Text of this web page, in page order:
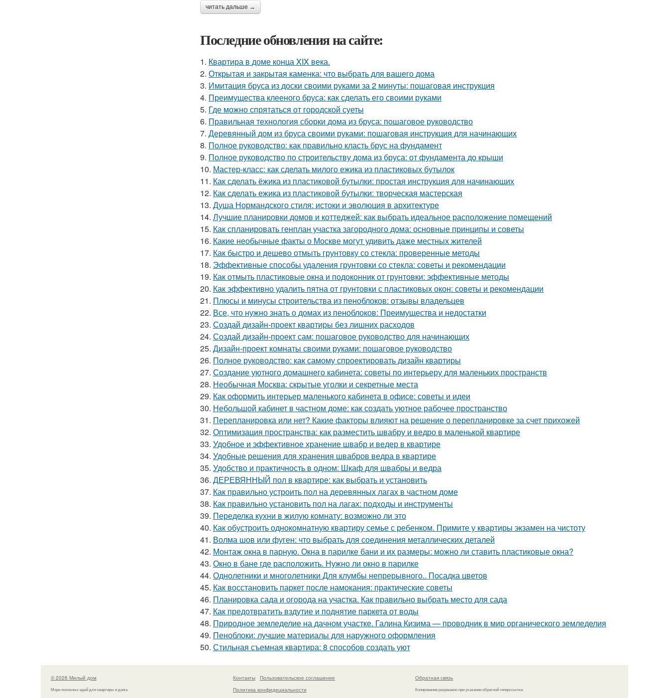
читать дальше →
Последние обновления на сайте:
1. Квартира в доме конца XIX века.
2. Открытая и закрытая каменка: что выбрать для вашего дома
3. Имитация бруса из доски своими руками за 2 минуты: пошаговая инструкция
4. Преимущества клееного бруса: как сделать его своими руками
5. Где можно спрятаться от городской суеты
6. Правильная технология сборки дома из бруса: пошаговое руководство
7. Деревянный дом из бруса своими руками: пошаговая инструкция для начинающих
8. Полное руководство: как правильно класть брус на фундамент
9. Полное руководство по строительству дома из бруса: от фундамента до крыши
10. Мастер-класс: как сделать милого ежика из пластиковых бутылок
11. Как сделать ёжика из пластиковой бутылки: простая инструкция для начинающих
12. Как сделать ежика из пластиковой бутылки: творческая мастерская
13. Душа Нормандского стиля: истоки и эволюция в архитектуре
14. Лучшие планировки домов и коттеджей: как выбрать идеальное расположение помещений
15. Как спланировать генплан участка загородного дома: основные принципы и советы
16. Какие необычные факты о Москве могут удивить даже местных жителей
17. Как быстро и дешево отмыть грунтовку со стекла: проверенные методы
18. Эффективные способы удаления грунтовки со стекла: советы и рекомендации
19. Как отмыть пластиковые окна и подоконник от грунтовки: эффективные методы
20. Как эффективно удалить пятна от грунтовки с пластиковых окон: советы и рекомендации
21. Плюсы и минусы строительства из пеноблоков: отзывы владельцев
22. Все, что нужно знать о домах из пеноблоков: Преимущества и недостатки
23. Создай дизайн-проект квартиры без лишних расходов
24. Создай дизайн-проект сам: пошаговое руководство для начинающих
25. Дизайн-проект комнаты своими руками: пошаговое руководство
26. Полное руководство: как самому спроектировать дизайн квартиры
27. Создание уютного домашнего кабинета: советы по интерьеру для маленьких пространств
28. Необычная Москва: скрытые уголки и секретные места
29. Как оформить интерьер маленького кабинета в офисе: советы и идеи
30. Небольшой кабинет в частном доме: как создать уютное рабочее пространство
31. Перепланировка или нет? Какие факторы влияют на решение о перепланировке за счет прихожей
32. Оптимизация пространства: как разместить швабру и ведро в маленькой квартире
33. Удобное и эффективное хранение швабр и ведер в квартире
34. Удобные решения для хранения швабров ведра в квартире
35. Удобство и практичность в одном: Шкаф для швабры и ведра
36. ДЕРЕВЯННЫЙ пол в квартире: как выбрать и установить
37. Как правильно устроить пол на деревянных лагах в частном доме
38. Как правильно установить пол на лагах: подходы и инструменты
39. Переделка кухни в жилую комнату: возможно ли это
40. Как обустроить однокомнатную квартиру семье с ребенком. Примите у квартиры экзамен на чистоту
41. Волма шов или фуген: что выбрать для соединения металлических деталей
42. Монтаж окна в парную. Окна в парилке бани и их размеры: можно ли ставить пластиковые окна?
43. Окно в бане где расположить. Нужно ли окно в парилке
44. Однолетники и многолетники Для клумбы непрерывного.. Посадка цветов
45. Как восстановить паркет после намокания: практические советы
46. Планировка сада и огорода на участка. Как правильно выбрать место для сада
47. Как предотвратить вздутие и поднятие паркета от воды
48. Природное земледелие на дачном участке. Галина Кизима — проводник в мир органического земледелия
49. Пеноблоки: лучшие материалы для наружного оформления
50. Стильная съемная квартира: 8 способов создать уют
© 2026 Милый дом
Море полезных идей для квартиры и дома
Контакты
Пользовательское соглашение
Политика конфидециальности
Обратная связь
Копирование разрешено при указании обратной гиперссылки.